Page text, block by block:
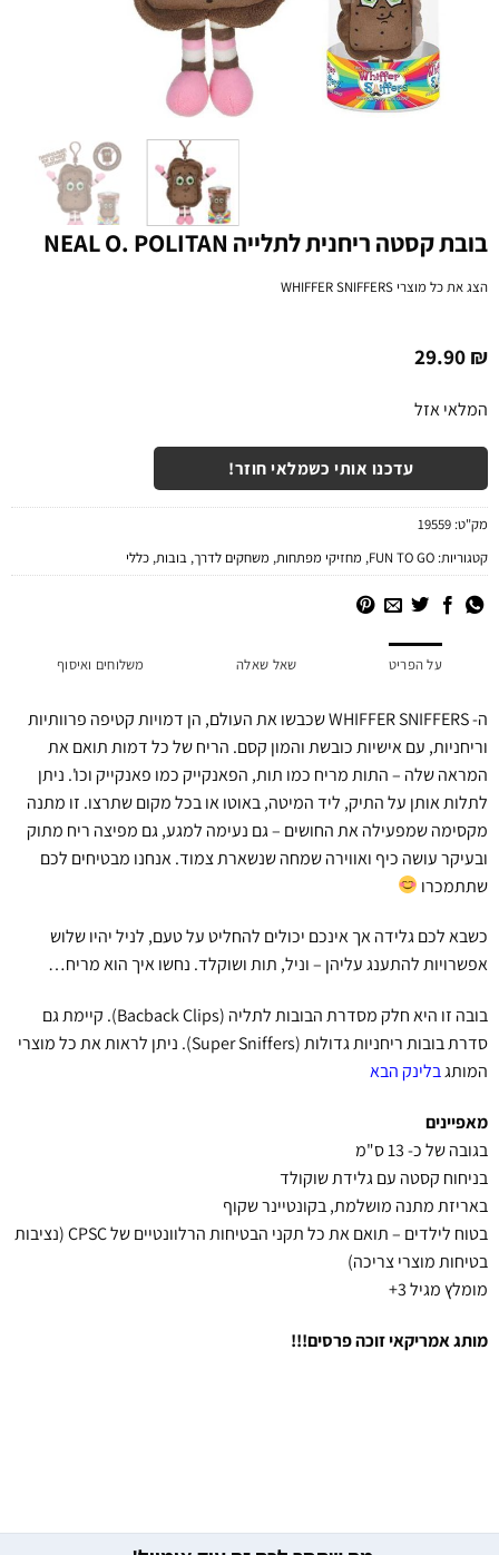
בובת קסטה ריחנית לתלייה NEAL O. POLITAN
הצג את כל מוצריWHIFFER SNIFFERS
29.90₪
המלאי אזל
עדכנו אותי כשמלאי חוזר!
מק"ט:19559
קטגוריות:FUN TO GO
,מחזיקי מפתחות,משחקים לדרך,בובות,כללי
על הפריט שאל שאלה משלוחים ואיסוף
ה- WHIFFER SNIFFERS שכבשו את העולם, הן דמויות קטיפה פרוותיות
וריחניות, עם אישיות כובשת והמון קסם. הריח של כל דמות תואם את
המראה שלה – התות מריח כמו תות, הפאנקייק כמו פאנקייק וכו'. ניתן
לתלות אותן על התיק, ליד המיטה, באוטו או בכל מקום שתרצו. זו מתנה
מקסימה שמפעילה את החושים – גם נעימה למגע, גם מפיצה ריח מתוק
ובעיקר עושה כיף ואווירה שמחה שנשארת צמוד. אנחנו מבטיחים לכם
שתתמכרו
כשבא לכם גלידה אך אינכם יכולים להחליט על טעם, לניל יהיו שלוש
אפשרויות להתענג עליהן – וניל, תות ושוקלד. נחשו איך הוא מריח…
בובה זו היא חלק מסדרת הבובות לתליה (Bacback Clips). קיימת גם
סדרת בובות ריחניות גדולות (Super Sniffers). ניתן לראות את כל מוצרי
המותגבלינק הבא
מאפיינים
בגובה של כ- 13 ס"מ
בניחוח קסטה עם גלידת שוקולד
באריזת מתנה מושלמת, בקונטיינר שקוף
בטוח לילדים – תואם את כל תקני הבטיחות הרלוונטיים של CPSC (נציבות
בטיחות מוצרי צריכה)
מומלץ מגיל 3+
מותג אמריקאי זוכה פרסים!!!